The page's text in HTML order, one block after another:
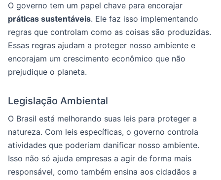
O governo tem um papel chave para encorajar
práticas sustentáveis. Ele faz isso implementando
regras que controlam como as coisas são produzidas.
Essas regras ajudam a proteger nosso ambiente e
encorajam um crescimento econômico que não
prejudique o planeta.
Legislação Ambiental
O Brasil está melhorando suas leis para proteger a
natureza. Com leis específicas, o governo controla
atividades que poderiam danificar nosso ambiente.
Isso não só ajuda empresas a agir de forma mais
responsável, como também ensina aos cidadãos a